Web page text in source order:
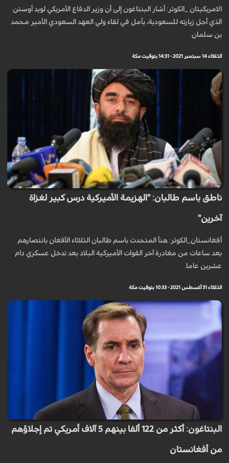
الامريكيتان _الكوثر: أشار البنتاغون إلى أن وزير الدفاع الأمريكي لويد أوستن
الذي أجل زيارته للسعودية، يأمل في لقاء ولي العهد السعودي الأمير محمد
بن سلمان.
الثلاثاء 14 سبتمبر 2021 - 14:31 بتوقيت مكة
ناطق باسم طالبان: "الهزيمة الأميركية درس كبير لغزاة
آخرين"
أفغانستان_الكوثر: هنأ المتحدث باسم طالبان الثلاثاء الأفغان بانتصارهم
بعد ساعات من مغادرة آخر القوات الأميركية البلاد بعد تدخل عسكري دام
عشرين عاما.
الثلاثاء 31 أغسطس 2021 - 10:33 بتوقيت مكة
البنتاغون: أكثر من 122 ألفا بينهم 5 آلاف أمريكي تم إجلاؤهم
من أفغانستان